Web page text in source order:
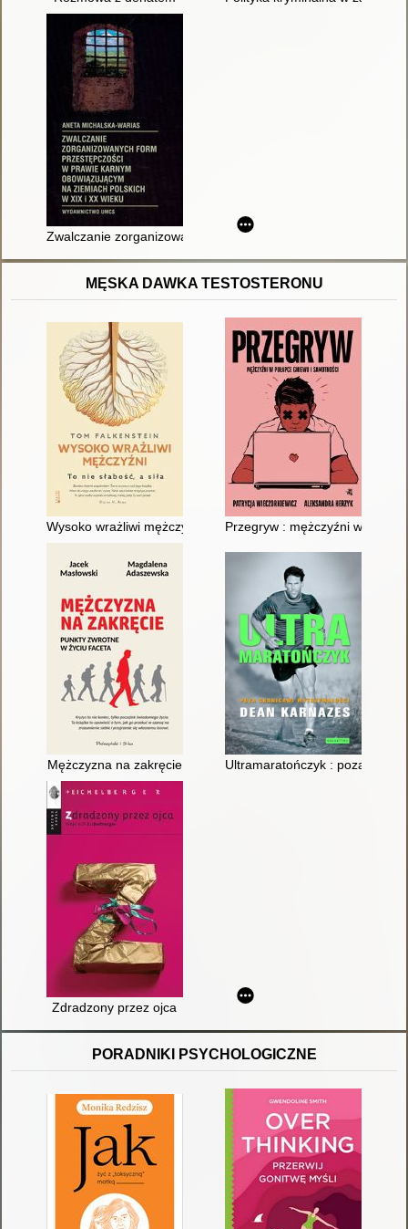
Zwalczanie zorganizowanych form przestępczości w prawie
MĘSKA DAWKA TESTOSTERONU
Wysoko wrażliwi mężczyźni : to nie słabość, a siła
Przegryw : mężczyźni w
Mężczyzna na zakręcie Ultramaratończyk : poza
Zdradzony przez ojca
PORADNIKI PSYCHOLOGICZNE